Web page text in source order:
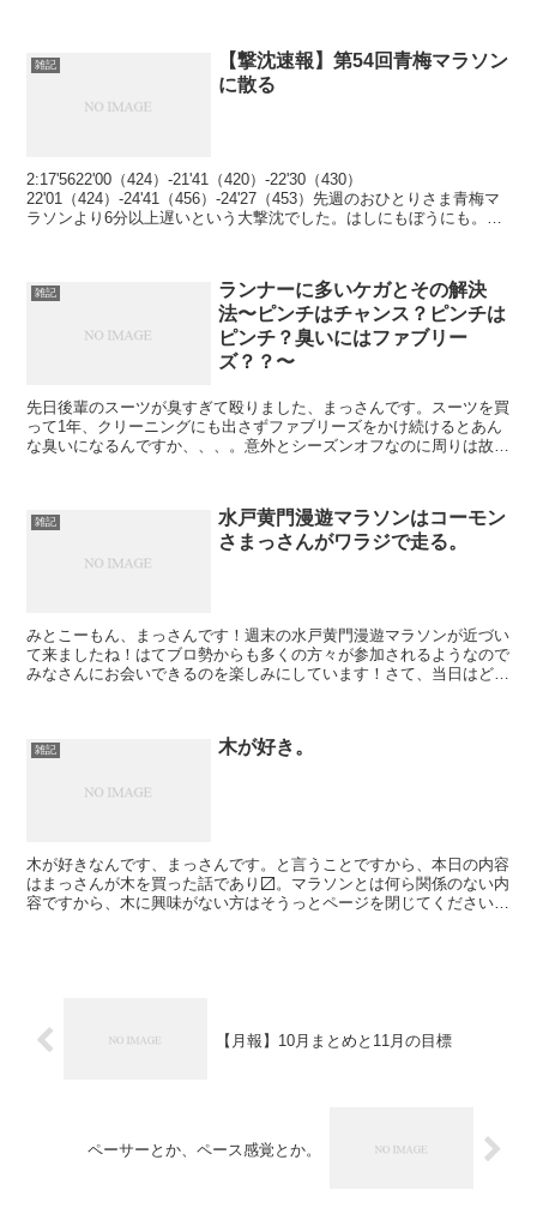
雑記
【撃沈速報】第54回青梅マラソン
に散る
2:17'5622'00（424）-21'41（420）-22'30（430）
22'01（424）-24'41（456）-24'27（453）先週のおひとりさま青梅マ
ラソンより6分以上遅いという大撃沈でした。はしにもぼうにも。
雑記
ランナーに多いケガとその解決
法〜ピンチはチャンス？ピンチは
ピンチ？臭いにはファブリー
ズ？？〜
先日後輩のスーツが臭すぎて殴りました、まっさんです。スーツを買
って1年、クリーニングにも出さずファブリーズをかけ続けるとあん
な臭いになるんですか、、、。意外とシーズンオフなのに周りは故障
雑記
水戸黄門漫遊マラソンはコーモン
さまっさんがワラジで走る。
みとこーもん、まっさんです！週末の水戸黄門漫遊マラソンが近づい
て来ましたね！はてブロ勢からも多くの方々が参加されるようなので
みなさんにお会いできるのを楽しみにしています！さて、当日はどう
雑記 木が好き。
木が好きなんです、まっさんです。と言うことですから、本日の内容
はまっさんが木を買った話であり〼。マラソンとは何ら関係のない内
容ですから、木に興味がない方はそうっとページを閉じてくださいま
【月報】10月まとめと11月の目標
ペーサーとか、ペース感覚とか。